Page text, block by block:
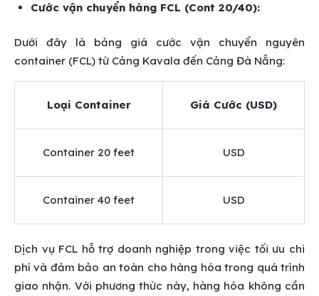
Cước vận chuyển hàng FCL (Cont 20/40):
Dưới đây là bảng giá cước vận chuyển nguyên
container (FCL) từ Cảng Kavala đến Cảng Đà Nẵng:
Loại Container Giá Cước (USD)
Container 20 feet USD
Container 40 feet USD
Dịch vụ FCL hỗ trợ doanh nghiệp trong việc tối ưu chi
phí và đảm bảo an toàn cho hàng hóa trong quá trình
giao nhận. Với phương thức này, hàng hóa không cần